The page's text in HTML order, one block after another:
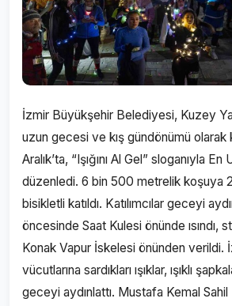
İzmir Büyükşehir Belediyesi, Kuzey
uzun gecesi ve kış gündönümü olarak
Aralık’ta, “Işığını Al Gel” sloganıyla
düzenledi. 6 bin 500 metrelik koşuya
bisikletli katıldı. Katılımcılar geceyi
öncesinde Saat Kulesi önünde ısındı,
Konak Vapur İskelesi önünden verildi.
vücutlarına sardıkları ışıklar, ışıklı
geceyi aydınlattı. Mustafa Kemal Sahil